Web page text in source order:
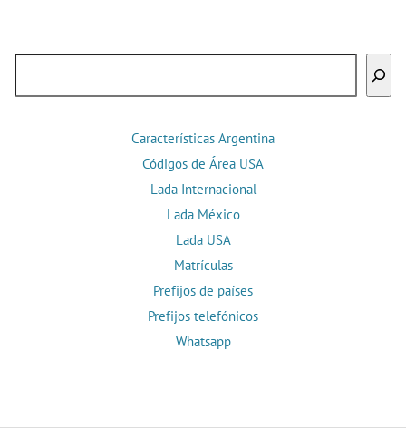
Características Argentina
Códigos de Área USA
Lada Internacional
Lada México
Lada USA
Matrículas
Prefijos de países
Prefijos telefónicos
Whatsapp